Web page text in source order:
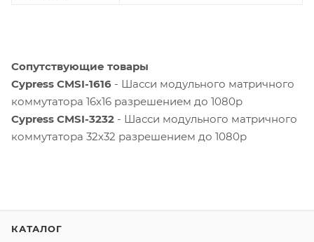
Сопутствующие товары
Cypress CMSI-1616 - Шасси модульного матричного
коммутатора 16х16 разрешением до 1080p
Cypress CMSI-3232 - Шасси модульного матричного
коммутатора 32х32 разрешением до 1080p
КАТАЛОГ